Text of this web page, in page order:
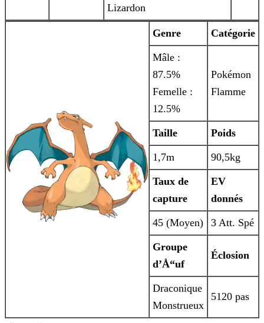
Lizardon
Genre Catégorie
Mâle :
87.5%
Femelle :
12.5%
Pokémon
Flamme
Taille Poids
1,7m 90,5kg
Taux de
capture
EV
donnés
45 (Moyen) 3 Att. Spé
Groupe
d’Å“uf
Éclosion
Draconique
Monstrueux
5120 pas